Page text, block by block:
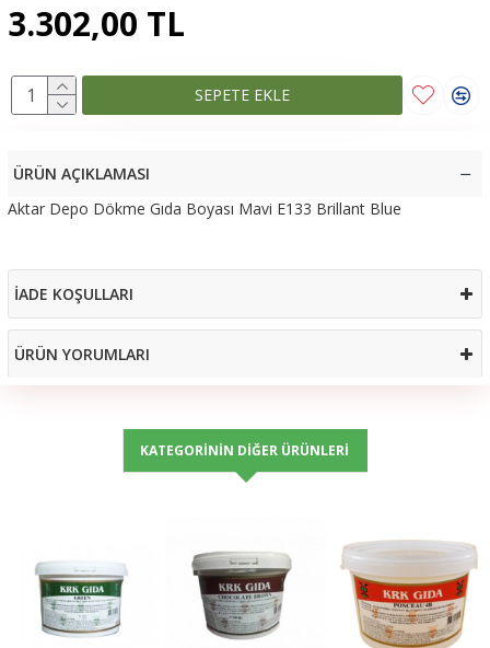
3.302,00 TL
SEPETE EKLE
ÜRÜN AÇIKLAMASI
Aktar Depo Dökme Gıda Boyası Mavi E133 Brillant Blue
İADE KOŞULLARI
ÜRÜN YORUMLARI
KATEGORININ DIĞER ÜRÜNLERI